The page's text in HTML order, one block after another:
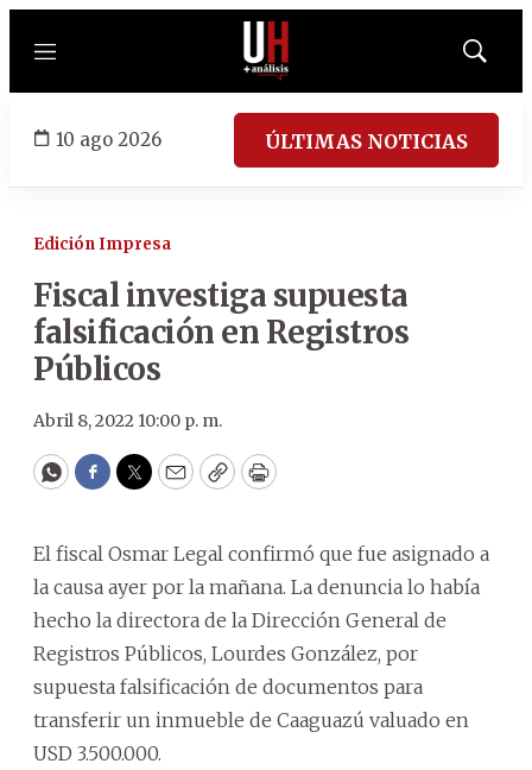
Menú
Mostrar
10 ago 2026 ÚLTIMAS NOTICIAS
Edición Impresa
Fiscal investiga supuesta
falsificación en Registros
Públicos
Abril 8, 2022 10:00 p. m.
WhatsApp
Facebook
Twitter
EmailCopyPrint
El fiscal Osmar Legal confirmó que fue asignado a
la causa ayer por la mañana. La denuncia lo había
hecho la directora de la Dirección General de
Registros Públicos, Lourdes González, por
supuesta falsificación de documentos para
transferir un inmueble de Caaguazú valuado en
USD 3.500.000.